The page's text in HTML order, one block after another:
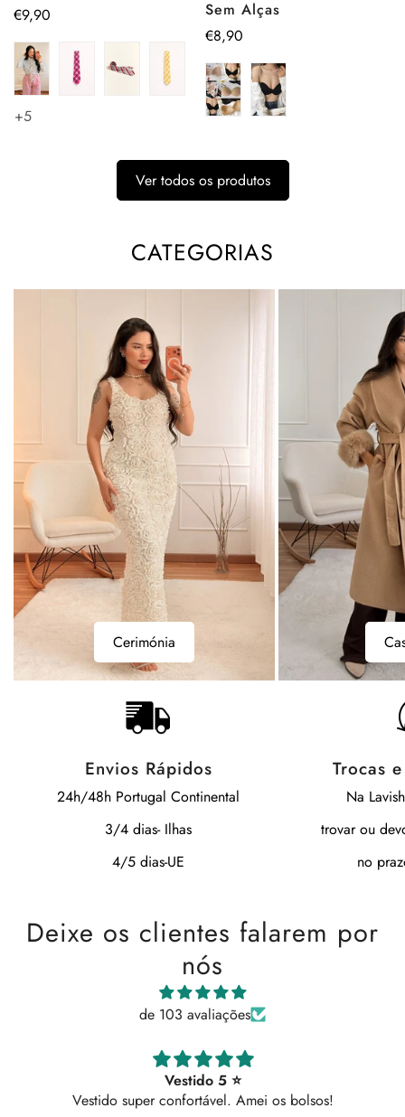
Preço
€9,90
+5
Sem Alças
Preço
€8,90
Ver todos os produtos
CATEGORIAS
Casacos Casacos Bodys
Envios Rápidos
24h/48h Portugal Continental
3/4 dias- Ilhas
4/5 dias-UE
Trocas
Na
trovar ou
no
Deixe os clientes falarem por
nós
de 103 avaliações
Vestido 5 ⭐
Vestido super confortável. Amei os bolsos!